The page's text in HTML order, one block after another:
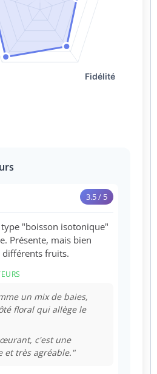
3.5 / 5
"boisson isotonique"
Présente, mais bien
différents fruits.
un mix de baies,
floral qui allège le
c'est une
et très agréable."